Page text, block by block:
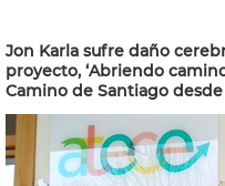
Jon Karla sufre daño
proyecto, ‘Abriendo
Camino de Santiago desde